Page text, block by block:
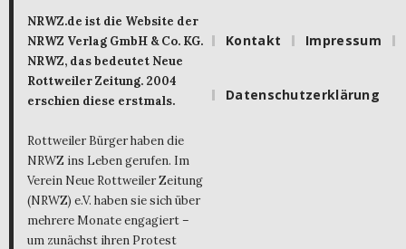
NRWZ.de ist die Website der
NRWZ Verlag GmbH & Co. KG.
NRWZ, das bedeutet Neue
Rottweiler Zeitung. 2004
erschien diese erstmals.
Rottweiler Bürger haben die
NRWZ ins Leben gerufen. Im
Verein Neue Rottweiler Zeitung
(NRWZ) e.V. haben sie sich über
mehrere Monate engagiert –
um zunächst ihren Protest
Kontakt Impressum
Datenschutzerklärung